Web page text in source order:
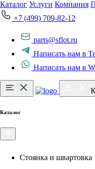
Каталог Услуги Компания
+7 (499) 709-82-12
parts@sflot.ru
Написать нам в
Написать нам в
Каталог
Стоянка и швартовка